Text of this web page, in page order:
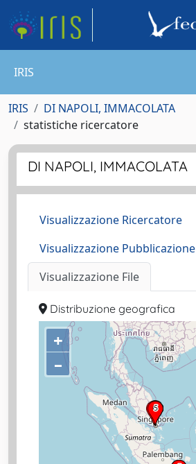
IRIS
IRIS
DI NAPOLI, IMMACOLATA
statistiche ricercatore
DI NAPOLI, IMMACOLATA
Visualizzazione Ricercatore
Visualizzazione Pubblicazione
Visualizzazione File
Distribuzione geografica
+
–